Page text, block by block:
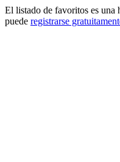
El listado de favoritos es una
puede registrarse